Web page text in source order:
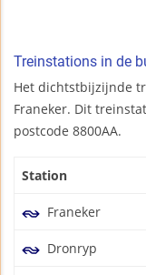
Treinstations in de
Het dichtstbijzijnde
Franeker. Dit
postcode 8800AA.
Station
Franeker
Dronryp